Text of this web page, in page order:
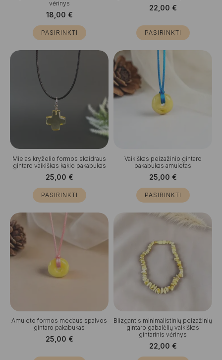
vėrinys
18,00 €
PASIRINKTI
22,00 €
PASIRINKTI
Mielas kryželio formos skaidraus
gintaro vaikiškas kaklo pakabukas
25,00 €
PASIRINKTI
Vaikiškas peizažinio gintaro
pakabukas amuletas
25,00 €
PASIRINKTI
Amuleto formos medaus spalvos
gintaro pakabukas
25,00 €
Blizgantis minimalistinių peizažinių
gintaro gabalėlių vaikiškas
gintarinis vėrinys
22,00 €